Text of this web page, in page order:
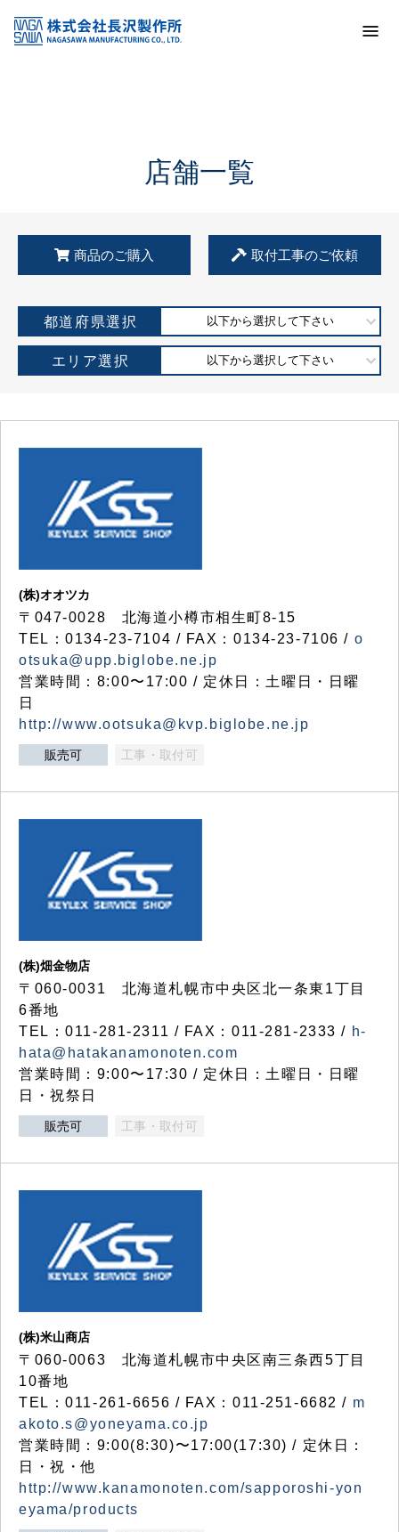
KSS加盟店・取扱店情報
店舗一覧
店舗一覧
商品のご購入 取付工事のご依頼
都道府県選択 以下から選択して下さい
エリア選択 以下から選択して下さい
(株)オオツカ
〒047-0028 北海道小樽市相生町8-15
TEL：0134-23-7104 / FAX：0134-23-7106 / o
otsuka@upp.biglobe.ne.jp
営業時間：8:00〜17:00 / 定休日：土曜日・日曜
日
http://www.ootsuka@kvp.biglobe.ne.jp
販売可 工事・取付可
(株)畑金物店
〒060-0031 北海道札幌市中央区北一条東1丁目
6番地
TEL：011-281-2311 / FAX：011-281-2333 / h-
hata@hatakanamonoten.com
営業時間：9:00〜17:30 / 定休日：土曜日・日曜
日・祝祭日
販売可 工事・取付可
(株)米山商店
〒060-0063 北海道札幌市中央区南三条西5丁目
10番地
TEL：011-261-6656 / FAX：011-251-6682 / m
akoto.s@yoneyama.co.jp
営業時間：9:00(8:30)〜17:00(17:30) / 定休日：
日・祝・他
http://www.kanamonoten.com/sapporoshi-yon
eyama/products